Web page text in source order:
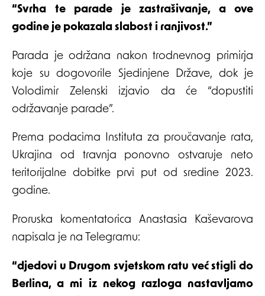
“Svrha te parade je zastrašivanje, a ove
godine je pokazala slabost i ranjivost.”
Parada je održana nakon trodnevnog primirja
koje su dogovorile Sjedinjene Države, dok je
Volodimir Zelenski izjavio da će “dopustiti
održavanje parade”.
Prema podacima Instituta za proučavanje rata,
Ukrajina od travnja ponovno ostvaruje neto
teritorijalne dobitke prvi put od sredine 2023.
godine.
Proruska komentatorica Anastasia Kaševarova
napisala je na Telegramu:
“djedovi u Drugom svjetskom ratu već stigli do
Berlina, a mi iz nekog razloga nastavljamo